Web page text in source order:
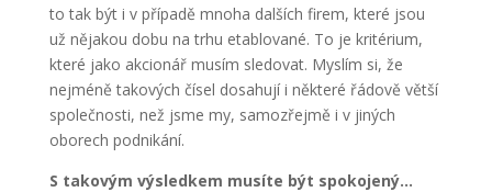
to tak být i v případě mnoha dalších firem, které jsou
už nějakou dobu na trhu etablované. To je kritérium,
které jako akcionář musím sledovat. Myslím si, že
nejméně takových čísel dosahují i některé řádově větší
společnosti, než jsme my, samozřejmě i v jiných
oborech podnikání.
S takovým výsledkem musíte být spokojený…